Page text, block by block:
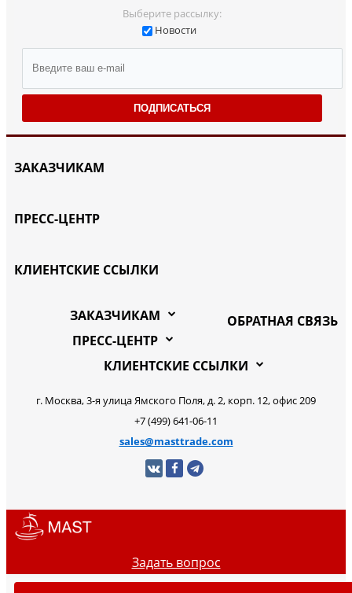
Выберите рассылку:
Новости
ПОДПИСАТЬСЯ
ЗАКАЗЧИКАМ
ПРЕСС-ЦЕНТР
КЛИЕНТСКИЕ ССЫЛКИ
ОБРАТНАЯ СВЯЗЬ
ЗАКАЗЧИКАМ
ПРЕСС-ЦЕНТР
КЛИЕНТСКИЕ ССЫЛКИ
г. Москва, 3-я улица Ямского Поля, д. 2, корп. 12, офис 209
+7 (499) 641-06-11
sales@masttrade.com
Задать вопрос